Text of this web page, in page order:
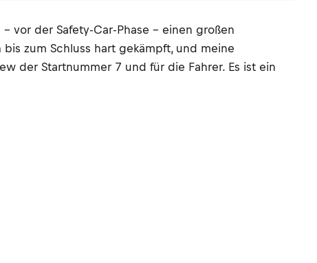
vor der Safety-Car-Phase – einen großen
zum Schluss hart gekämpft, und meine
der Startnummer 7 und für die Fahrer. Es ist ein